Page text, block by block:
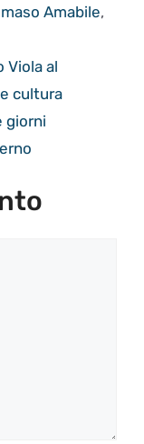
Amabile,
Viola al
e cultura
giorni